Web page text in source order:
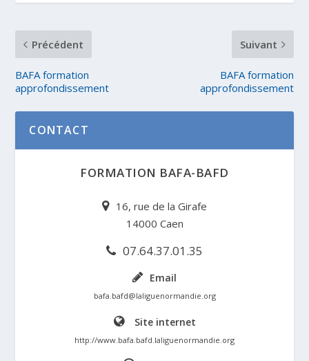
Précédent
BAFA formation
approfondissement
Suivant
BAFA formation
approfondissement
CONTACT
FORMATION BAFA-BAFD
16, rue de la Girafe
14000 Caen
07.64.37.01.35
Email
bafa.bafd@laliguenormandie.org
Site internet
http://www.bafa.bafd.laliguenormandie.org